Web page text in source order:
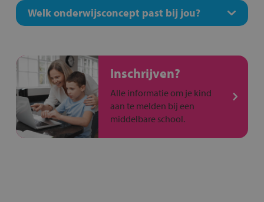
Welk onderwijsconcept past bij jou?
Inschrijven?
Alle informatie om je kind
aan te melden bij een
middelbare school.